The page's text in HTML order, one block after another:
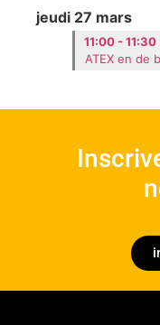
jeudi 27 mars
11:00 - 11:30
ATEX en de